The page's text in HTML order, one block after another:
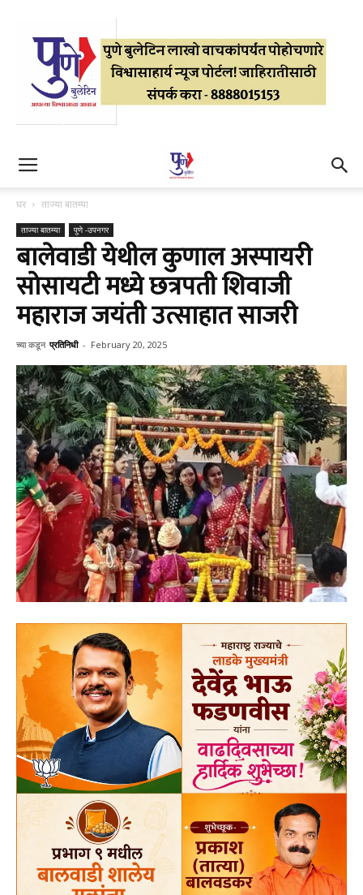
घर ताज्या बातम्या
ताज्या बातम्या पुणे -उपनगर
बालेवाडी येथील कुणाल अस्पायरी
सोसायटी मध्ये छत्रपती शिवाजी
महाराज जयंती उत्साहात साजरी
च्या कडून प्रतिनिधी - February 20, 2025